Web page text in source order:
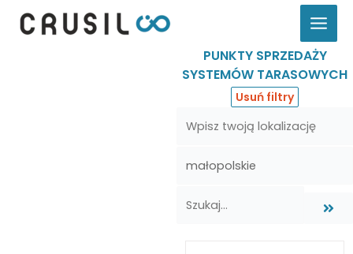
Przejdź
PUNKTY SPRZEDAŻY
SYSTEMÓW TARASOWYCH
Usuń filtry